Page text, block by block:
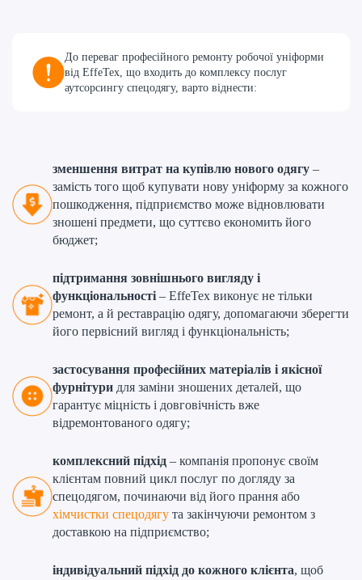
До переваг професійного ремонту робочої уніформи
від EffeTex, що входить до комплексу послуг
аутсорсингу спецодягу, варто віднести:
зменшення витрат на купівлю нового одягу –
замість того щоб купувати нову уніформу за кожного
пошкодження, підприємство може відновлювати
зношені предмети, що суттєво економить його
бюджет;
підтримання зовнішнього вигляду і
функціональності – EffeTex виконує не тільки
ремонт, а й реставрацію одягу, допомагаючи зберегти
його первісний вигляд і функціональність;
застосування професійних матеріалів і якісної
фурнітури для заміни зношених деталей, що
гарантує міцність і довговічність вже
відремонтованого одягу;
комплексний підхід – компанія пропонує своїм
клієнтам повний цикл послуг по догляду за
спецодягом, починаючи від його прання або
хімчистки спецодягу та закінчуючи ремонтом з
доставкою на підприємство;
індивідуальний підхід до кожного клієнта, щоб